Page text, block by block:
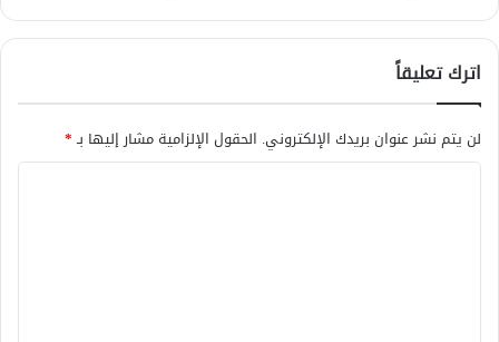
اترك تعليقاً
لن يتم نشر عنوان بريدك الإلكتروني. الحقول الإلزامية مشار إليها بـ*